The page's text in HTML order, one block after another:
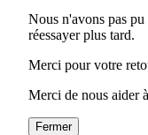
Nous n'avons pas
réessayer plus tard.
Merci pour votre
Merci de nous aider
Fermer